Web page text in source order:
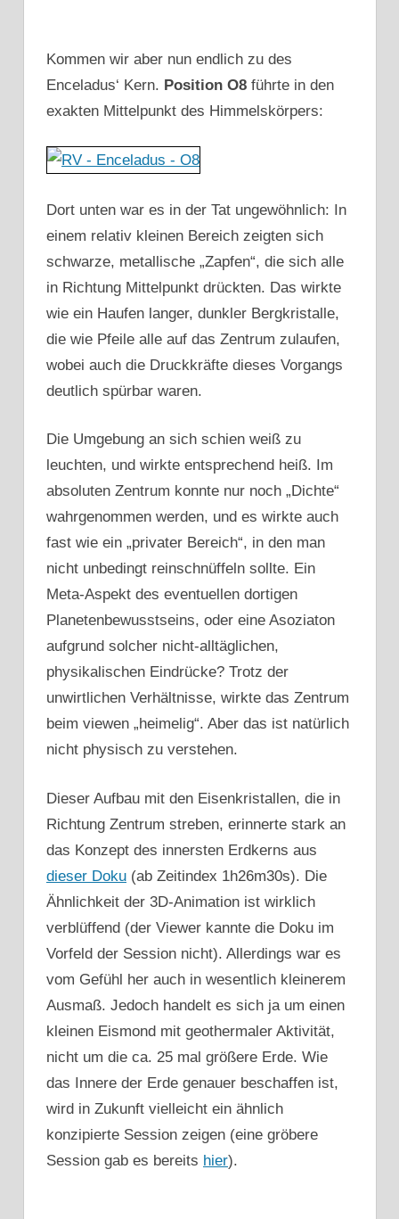
Kommen wir aber nun endlich zu des
Enceladus‘ Kern. Position O8 führte in den
exakten Mittelpunkt des Himmelskörpers:
Dort unten war es in der Tat ungewöhnlich: In
einem relativ kleinen Bereich zeigten sich
schwarze, metallische „Zapfen“, die sich alle
in Richtung Mittelpunkt drückten. Das wirkte
wie ein Haufen langer, dunkler Bergkristalle,
die wie Pfeile alle auf das Zentrum zulaufen,
wobei auch die Druckkräfte dieses Vorgangs
deutlich spürbar waren.
Die Umgebung an sich schien weiß zu
leuchten, und wirkte entsprechend heiß. Im
absoluten Zentrum konnte nur noch „Dichte“
wahrgenommen werden, und es wirkte auch
fast wie ein „privater Bereich“, in den man
nicht unbedingt reinschnüffeln sollte. Ein
Meta-Aspekt des eventuellen dortigen
Planetenbewusstseins, oder eine Asoziaton
aufgrund solcher nicht-alltäglichen,
physikalischen Eindrücke? Trotz der
unwirtlichen Verhältnisse, wirkte das Zentrum
beim viewen „heimelig“. Aber das ist natürlich
nicht physisch zu verstehen.
Dieser Aufbau mit den Eisenkristallen, die in
Richtung Zentrum streben, erinnerte stark an
das Konzept des innersten Erdkerns aus
dieser Doku (ab Zeitindex 1h26m30s). Die
Ähnlichkeit der 3D-Animation ist wirklich
verblüffend (der Viewer kannte die Doku im
Vorfeld der Session nicht). Allerdings war es
vom Gefühl her auch in wesentlich kleinerem
Ausmaß. Jedoch handelt es sich ja um einen
kleinen Eismond mit geothermaler Aktivität,
nicht um die ca. 25 mal größere Erde. Wie
das Innere der Erde genauer beschaffen ist,
wird in Zukunft vielleicht ein ähnlich
konzipierte Session zeigen (eine gröbere
Session gab es bereits hier).